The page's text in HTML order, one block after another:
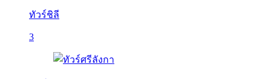
ทัวร์ชิลี
3